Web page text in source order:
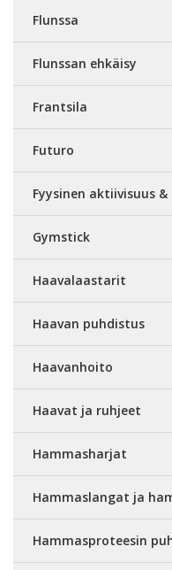
Flunssa
Flunssan ehkäisy
Frantsila
Futuro
Fyysinen aktiivisuus
Gymstick
Haavalaastarit
Haavan puhdistus
Haavanhoito
Haavat ja ruhjeet
Hammasharjat
Hammaslangat ja
Hammasproteesin